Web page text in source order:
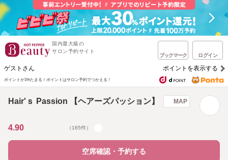
国内最大級の
サロン予約サイト
ブックマーク ログイン
ゲストさん ポイントを表示する
ポイントが1%たまる！ ポイントはサロン予約でつかえる！
Hair'ｓ Passion 【ヘアーズパッション】 MAP
4.90 （165件）
空席確認・予約する